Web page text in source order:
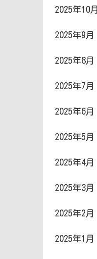
2025年10月
2025年9月
2025年8月
2025年7月
2025年6月
2025年5月
2025年4月
2025年3月
2025年2月
2025年1月